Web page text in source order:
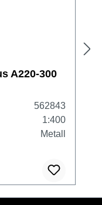
A220-300
562843
1:400
Metall